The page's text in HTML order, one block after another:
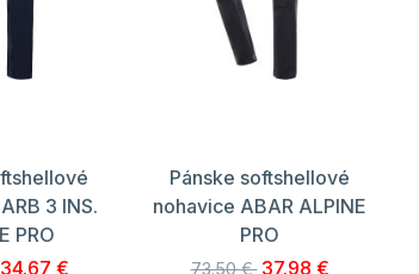
3 INS.
PRO
34.67 €
Pánske softshellové
nohavice ABAR ALPINE
PRO
73.50 € 37.98 €